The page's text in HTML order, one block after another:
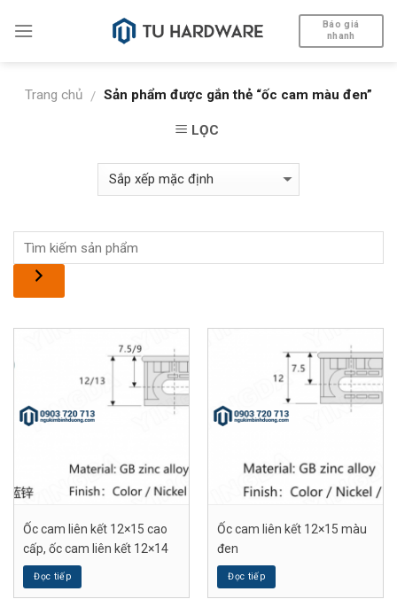
Báo giá
nhanh
Trang chủ / Sản phẩm được gắn thẻ “ốc cam màu đen”
LỌC
Ốc cam liên kết 12×15 cao
cấp, ốc cam liên kết 12×14
Đọc tiếp
Ốc cam liên kết 12×15 màu
đen
Đọc tiếp